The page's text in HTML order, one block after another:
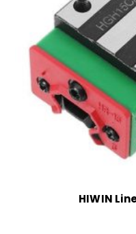
HIWIN